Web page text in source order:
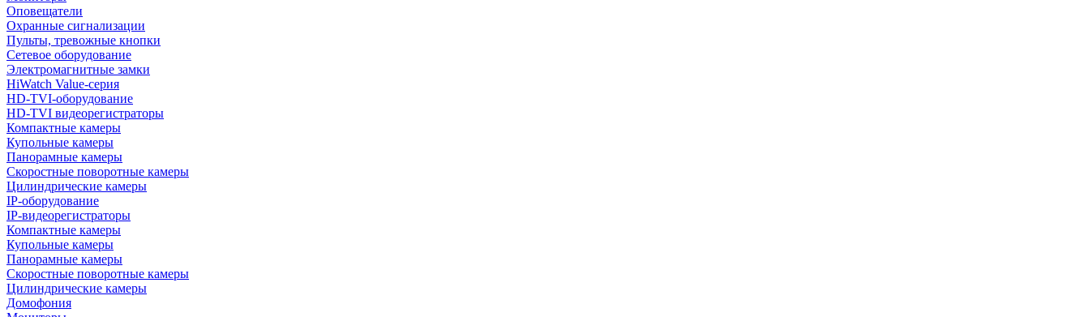
Оповещатели
Охранные сигнализации
Пульты, тревожные кнопки
Сетевое оборудование
Электромагнитные замки
HiWatch Value-серия
HD-TVI-оборудование
HD-TVI видеорегистраторы
Компактные камеры
Купольные камеры
Панорамные камеры
Скоростные поворотные камеры
Цилиндрические камеры
IP-оборудование
IP-видеорегистраторы
Компактные камеры
Купольные камеры
Панорамные камеры
Скоростные поворотные камеры
Цилиндрические камеры
Домофония